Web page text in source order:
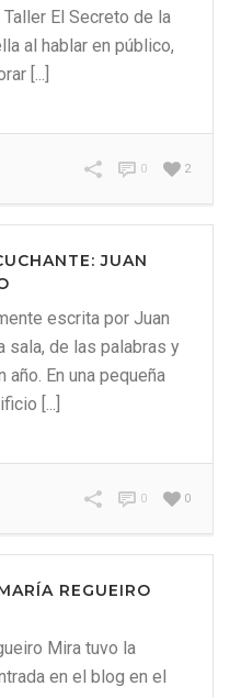
El Secreto de la
al hablar en público,
[...]
2
0
JUAN
escrita por Juan
sala, de las palabras y
año. En una pequeña
[...]
0
0
REGUEIRO
Mira tuvo la
en el blog en el